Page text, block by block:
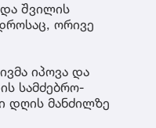
შვილის
ორივე
იპოვა და
სამძებრო-
დღის მანძილზე